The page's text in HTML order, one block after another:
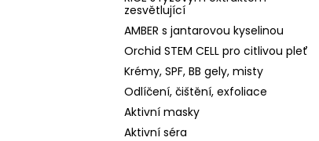
zesvětlující
AMBER s jantarovou kyselinou
Orchid STEM CELL pro citlivou pleť
Krémy, SPF, BB gely, misty
Odlíčení, čištění, exfoliace
Aktivní masky
Aktivní séra